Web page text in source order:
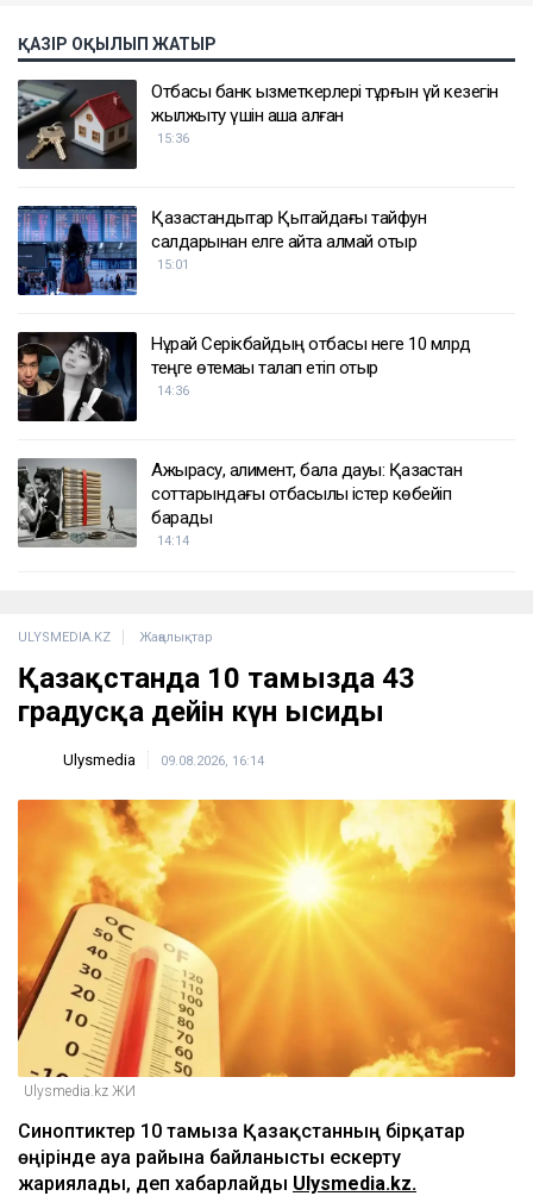
ҚАЗІР ОҚЫЛЫП ЖАТЫР
Отбасы банк қызметкерлері тұрғын үй кезегін
жылжыту үшін ақша алған
15:36
Қазақстандықтар Қытайдағы тайфун
салдарынан елге қайта алмай отыр
15:01
Нұрай Серікбайдың отбасы неге 10 млрд
теңге өтемақы талап етіп отыр
14:36
Ажырасу, алимент, бала дауы: Қазақстан
соттарындағы отбасылық істер көбейіп
барады
14:14
ULYSMEDIA.KZ Жаңалықтар
Қазақстанда 10 тамызда 43
градусқа дейін күн ысиды
Ulysmedia 09.08.2026, 16:14
Ulysmedia.kz ЖИ
Синоптиктер 10 тамызға Қазақстанның бірқатар
өңірінде ауа райына байланысты ескерту
жариялады, деп хабарлайды Ulysmedia.kz.